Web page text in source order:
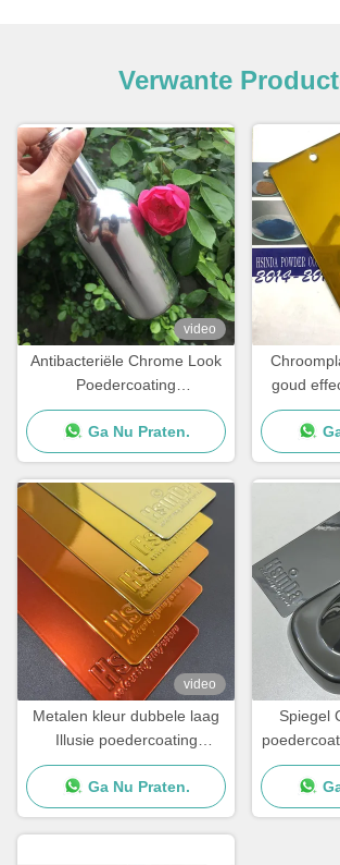
Verwante
video
Antibacteriële Chrome Look
Poedercoating
Hoogglanzend Goed
mechanisch vermogen
Ga Nu Praten.
goud
video
Metalen kleur dubbele laag
Illusie poedercoating
Chroom effect verf
Ga Nu Praten.
Spiegel